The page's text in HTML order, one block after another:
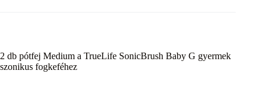
2 db pótfej Medium a TrueLife SonicBrush Baby G gyermek
szonikus fogkeféhez